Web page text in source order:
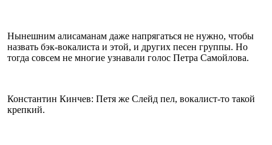
Нынешним алисаманам даже напрягаться не нужно, чтобы
назвать бэк-вокалиста и этой, и других песен группы. Но
тогда совсем не многие узнавали голос Петра Самойлова.
Константин Кинчев: Петя же Слейд пел, вокалист-то такой
крепкий.